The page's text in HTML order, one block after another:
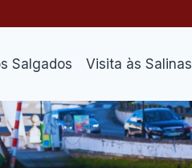
Salgados Visita às Salinas